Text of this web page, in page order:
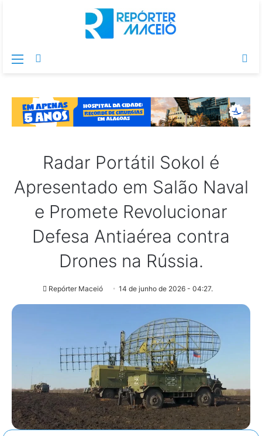
Menu
Radar Portátil Sokol é
Apresentado em Salão Naval
e Promete Revolucionar
Defesa Antiaérea contra
Drones na Rússia.
Repórter Maceió 14 de junho de 2026 - 04:27.